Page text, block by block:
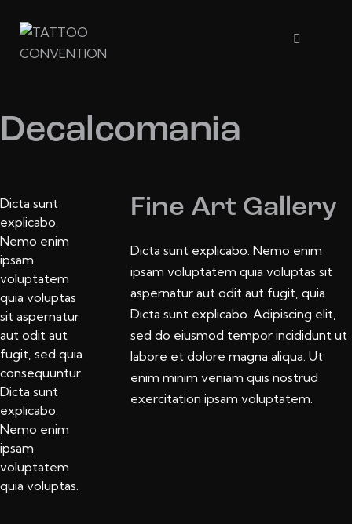
Decalcomania
Dicta sunt
explicabo.
Nemo enim
ipsam
voluptatem
quia voluptas
sit aspernatur
aut odit aut
fugit, sed quia
consequuntur.
Dicta sunt
explicabo.
Nemo enim
ipsam
voluptatem
quia voluptas.
Fine Art Gallery
Dicta sunt explicabo. Nemo enim
ipsam voluptatem quia voluptas sit
aspernatur aut odit aut fugit, quia.
Dicta sunt explicabo. Adipiscing elit,
sed do eiusmod tempor incididunt ut
labore et dolore magna aliqua. Ut
enim minim veniam quis nostrud
exercitation ipsam voluptatem.